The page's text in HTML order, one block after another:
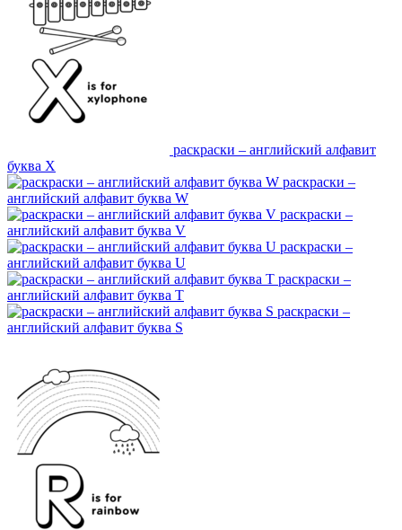
раскраски – английский алфавит
буква X
раскраски –
английский алфавит буква W
раскраски –
английский алфавит буква V
раскраски –
английский алфавит буква U
раскраски –
английский алфавит буква T
раскраски –
английский алфавит буква S